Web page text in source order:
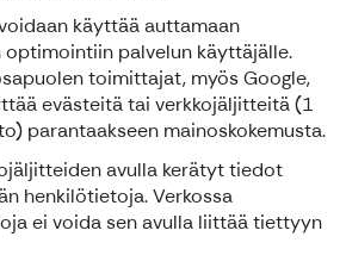
käyttää auttamaan
optimointiin palvelun käyttäjälle.
toimittajat, myös Google,
evästeitä tai verkkojäljitteitä (1
parantaakseen mainoskokemusta.
avulla kerätyt tiedot
henkilötietoja. Verkossa
ei voida sen avulla liittää tiettyyn